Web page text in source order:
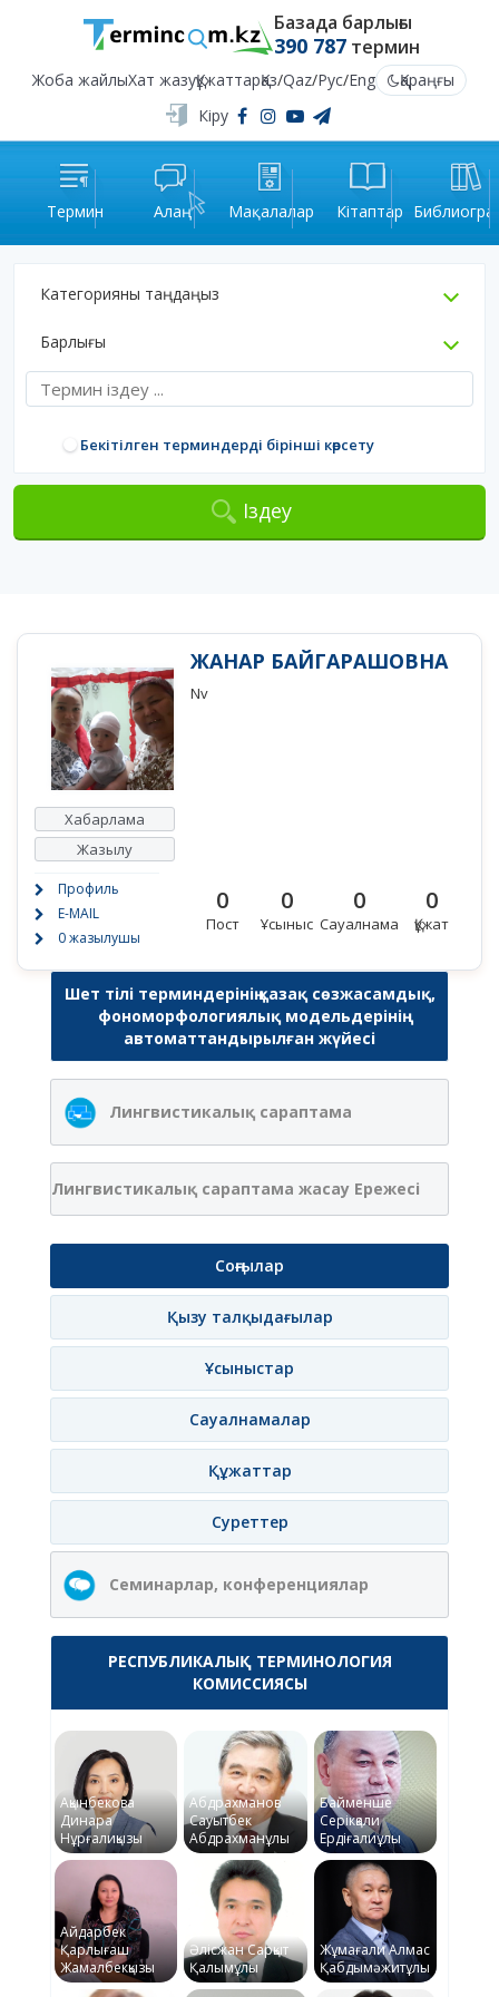
Базада барлығы
390 787термин
Жоба жайлыХат жазуҚұжаттарҚаз/Qaz/Рус/Eng
Қараңғы
Кіру
Термин Алаң Мақалалар Кітаптар
Категорияны таңдаңыз
Барлығы
Бекітілген терминдерді бірінші көрсету
Іздеу
Хабарлама
Жазылу
Профиль
E-MAIL
0 жазылушы
ЖАНАР БАЙГАРАШОВНА
Nv
0
Пост
0
Ұсыныс
0
Сауалнама
0
Құжат
Шет тілі терминдерінің қазақ сөзжасамдық,
фономорфологиялық модельдерінің
автоматтандырылған жүйесі
Лингвистикалық сараптама
Лингвистикалық сараптама жасау Ережесі
Соңғылар
Қызу талқыдағылар
Ұсыныстар
Сауалнамалар
Құжаттар
Суреттер
Семинарлар, конференциялар
РЕСПУБЛИКАЛЫҚ ТЕРМИНОЛОГИЯ
КОМИССИЯСЫ
Ақынбекова
Динара
Нұрғалиқызы
Абдрахманов
Сауытбек
Абдрахманұлы
Байменше
Серікқали
Ердіғалиұлы
Айдарбек
Қарлығаш
Жамалбекқызы
Әлісжан Сарқыт
Қалымұлы
Жұмағали Алмас
Қабдымәжитұлы